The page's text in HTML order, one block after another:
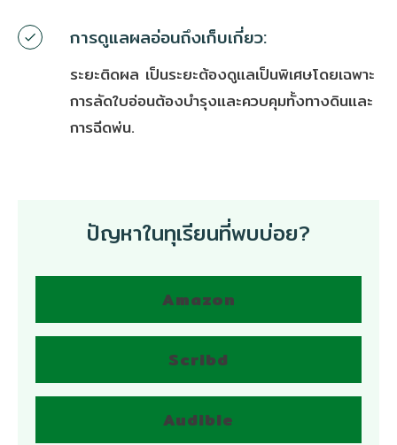
การดูแลผลอ่อนถึงเก็บเกี่ยว:
ระยะติดผล เป็นระยะต้องดูแลเป็นพิเศษโดยเฉพาะ
การลัดใบอ่อนต้องบำรุงและควบคุมทั้งทางดินและ
การฉีดพ่น.
ปัญหาในทุเรียนที่พบบ่อย?
Amazon
Scribd
Audible